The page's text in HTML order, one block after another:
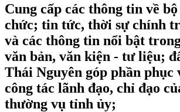
Cung cấp các thông tin về
chức; tin tức, thời sự chính
và các thông tin nổi bật
văn bản, văn kiện - tư liệu;
Thái Nguyên góp phần phục
công tác lãnh đạo, chỉ đạo
thường vụ tỉnh ủy;